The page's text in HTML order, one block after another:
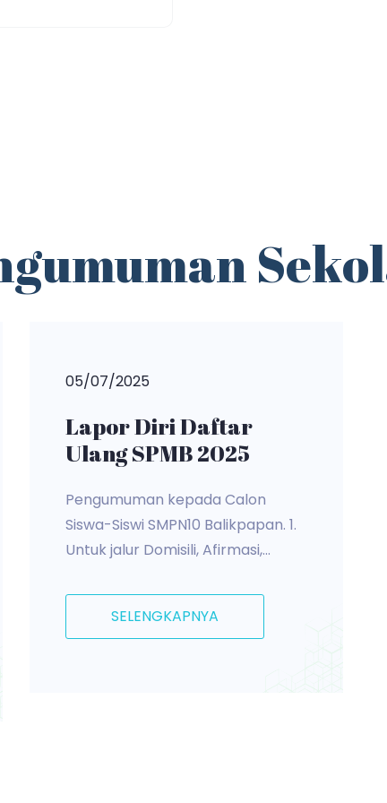
05/07/2025
Lapor Diri Daftar
Ulang SPMB 2025
Pengumuman kepada Calon
Siswa-Siswi SMPN10 Balikpapan. 1.
Untuk jalur Domisili, Afirmasi,...
SELENGKAPNYA